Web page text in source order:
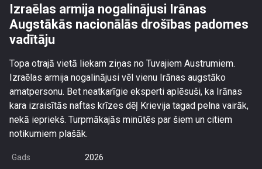
Izraēlas armija nogalinājusi Irānas
Augstākās nacionālās drošības padomes
vadītāju
Topa otrajā vietā liekam ziņas no Tuvajiem Austrumiem.
Izraēlas armija nogalinājusi vēl vienu Irānas augstāko
amatpersonu. Bet neatkarīgie eksperti aplēsuši, ka Irānas
kara izraisītās naftas krīzes dēļ Krievija tagad pelna vairāk,
nekā iepriekš. Turpmākajās minūtēs par šiem un citiem
notikumiem plašāk.
Gads 2026